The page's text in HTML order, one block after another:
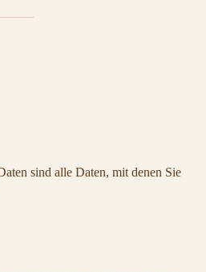
sind alle Daten, mit denen Sie